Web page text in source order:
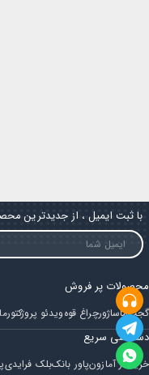
با ثبت ایمیل ، از جدیدترین
محصولات پر فروش
گجتماساژورچراغ قوهویدئو پروژکتور
دسترسی سریع
خرید از آمازونپاور بانکبلک فرایدی